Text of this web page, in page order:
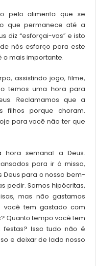
pelo alimento que se
que permanece até a
diz “esforçai-vos” e isto
nós esforço para este
o mais importante.
assistindo jogo, filme,
temos uma hora para
Reclamamos que a
filhos porque choram.
para você não ter que
hora semanal a Deus.
para ir à missa,
Deus para o nosso bem-
pedir. Somos hipócritas,
mas não gastamos
você tem gastado com
Quanto tempo você tem
festas? Isso tudo não é
e deixar de lado nosso